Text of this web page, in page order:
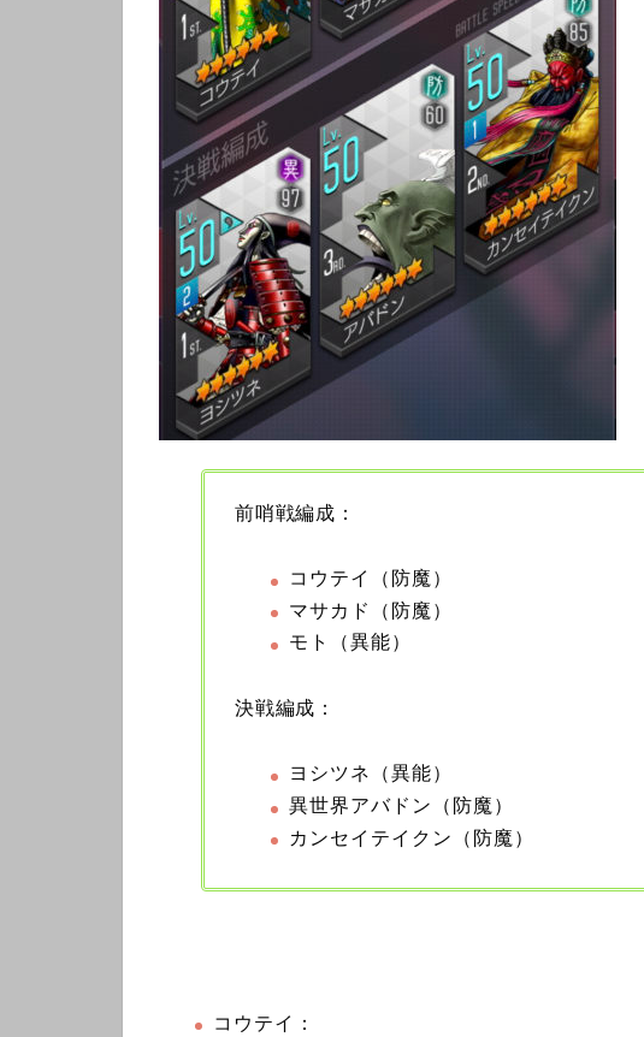
前哨戦編成：
コウテイ（防魔）
マサカド（防魔）
モト（異能）
決戦編成：
ヨシツネ（異能）
異世界アバドン（防魔）
カンセイテイクン（防魔）
コウテイ：